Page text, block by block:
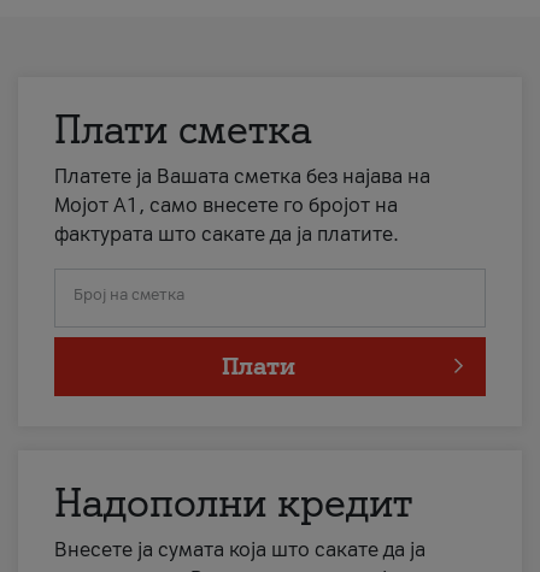
Плати сметка
Платете ја Вашата сметка без најава на
Мојот А1, само внесете го бројот на
фактурата што сакате да ја платите.
Број на сметка
Плати
Надополни кредит
Внесете ја сумата која што сакате да ја